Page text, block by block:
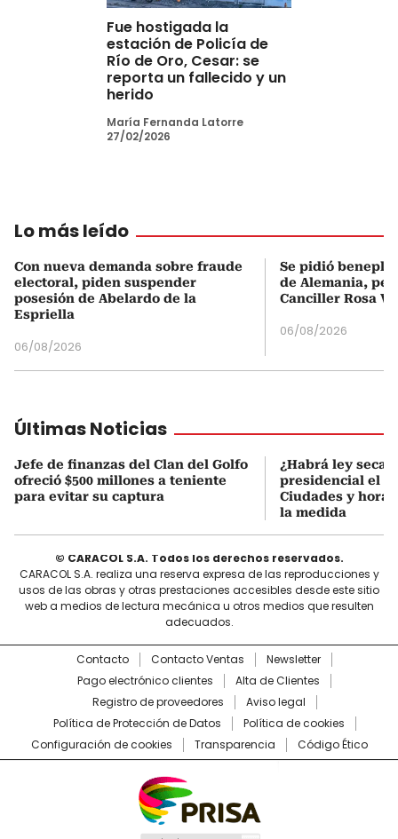
Fue hostigada la
estación de Policía de
Río de Oro, Cesar: se
reporta un fallecido y un
herido
María Fernanda Latorre
27/02/2026
Lo más leído
Con nueva demanda sobre fraude
electoral, piden suspender
posesión de Abelardo de la
Espriella
06/08/2026
Se pidió
de Alemania,
Canciller Rosa
06/08/2026
Últimas Noticias
Jefe de finanzas del Clan del Golfo
ofreció $500 millones a teniente
para evitar su captura
¿Habrá ley seca
presidencial el 7
Ciudades y
la medida
© CARACOL S.A. Todos los derechos reservados.
CARACOL S.A. realiza una reserva expresa de las reproducciones y
usos de las obras y otras prestaciones accesibles desde este sitio
web a medios de lectura mecánica u otros medios que resulten
adecuados.
Contacto Contacto Ventas
Newsletter
Pago electrónico clientes
Alta de Clientes
Registro de proveedores
Aviso legal
Política de Protección de Datos
Política de cookies
Configuración de cookies
Transparencia Código Ético